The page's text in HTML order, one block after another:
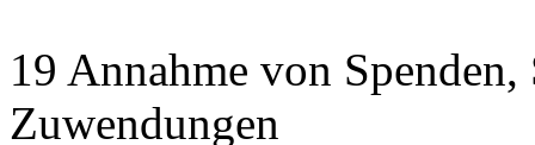
19 Annahme von
Zuwendungen